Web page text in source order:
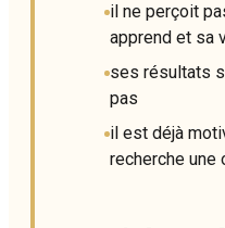
il ne perçoit
apprend et sa
ses résultats
pas
il est déjà
recherche une